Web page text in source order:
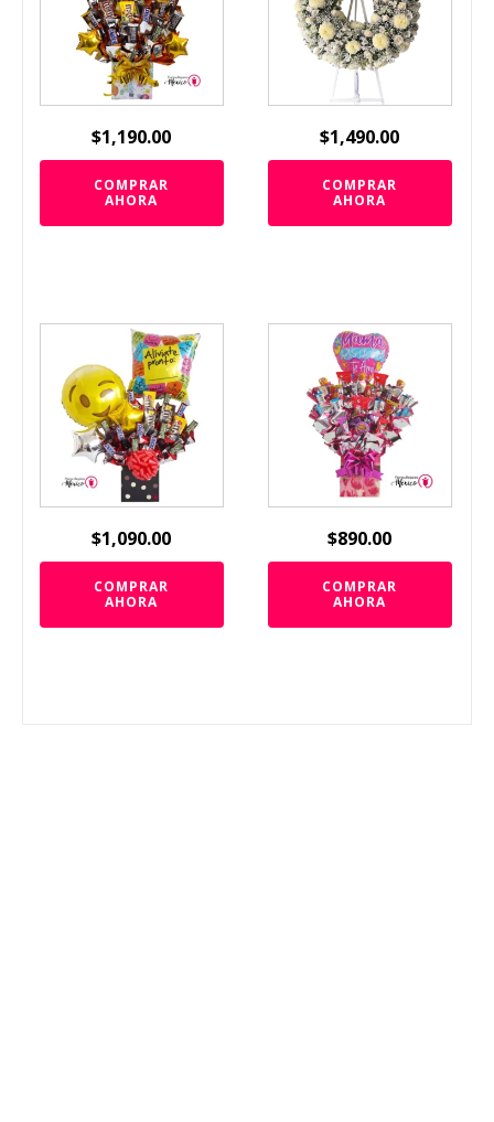
$1,190.00
COMPRAR
AHORA
$1,490.00
COMPRAR
AHORA
$1,090.00
COMPRAR
AHORA
$890.00
COMPRAR
AHORA